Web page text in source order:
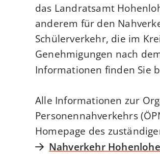
das Landratsamt
anderem für den
Schülerverkehr, die im
Genehmigungen nach
Informationen finden Sie
Alle Informationen zur
Personennahverkehrs
Homepage des
Nahverkehr